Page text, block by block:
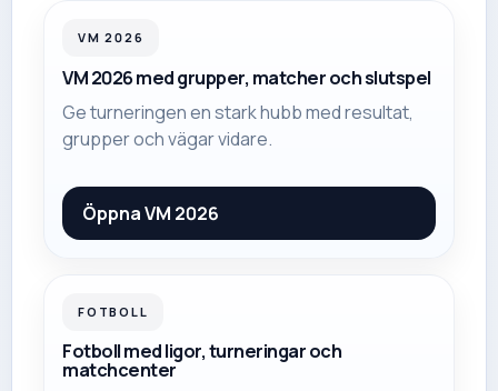
VM 2026
VM 2026 med grupper, matcher och slutspel
Ge turneringen en stark hubb med resultat,
grupper och vägar vidare.
ÖppnaVM 2026
FOTBOLL
Fotboll med ligor, turneringar och
matchcenter